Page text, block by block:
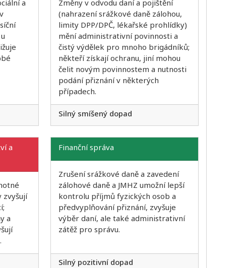
a
Změny v odvodu daní a pojištění
(nahrazení srážkové daně zálohou,
limity DPP/DPČ, lékařské prohlídky)
mění administrativní povinnosti a
čistý výdělek pro mnoho brigádníků;
někteří získají ochranu, jiní mohou
čelit novým povinnostem a nutnosti
podání přiznání v některých
případech.
Silný smíšený dopad
a
zvyšují
a
Finanční správa
Zrušení srážkové daně a zavedení
zálohové daně a JMHZ umožní lepší
kontrolu příjmů fyzických osob a
předvyplňování přiznání, zvyšuje
výběr daní, ale také administrativní
zátěž pro správu.
Silný pozitivní dopad